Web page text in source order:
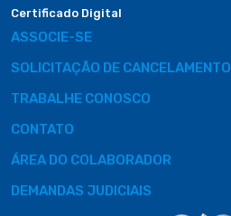
Certificado Digital
ASSOCIE-SE
SOLICITAÇÃO DE CANCELAMENTO
TRABALHE CONOSCO
CONTATO
ÁREA DO COLABORADOR
DEMANDAS JUDICIAIS